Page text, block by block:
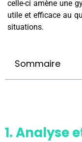
celle-ci amène une
utile et efficace au
situations.
Sommaire
1. Analyse